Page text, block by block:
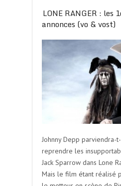
LONE RANGER : les
annonces (vo & vost)
Johnny Depp parviendra-
reprendre les
Jack Sparrow dans Lone
Mais le film étant réalisé